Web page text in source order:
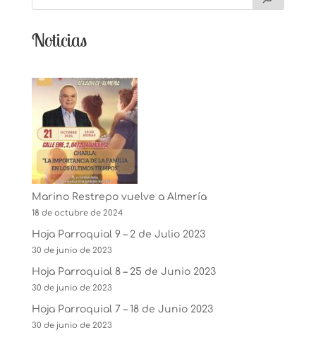
Noticias
Marino Restrepo vuelve a Almería
18 de octubre de 2024
Hoja Parroquial 9 – 2 de Julio 2023
30 de junio de 2023
Hoja Parroquial 8 – 25 de Junio 2023
30 de junio de 2023
Hoja Parroquial 7 – 18 de Junio 2023
30 de junio de 2023